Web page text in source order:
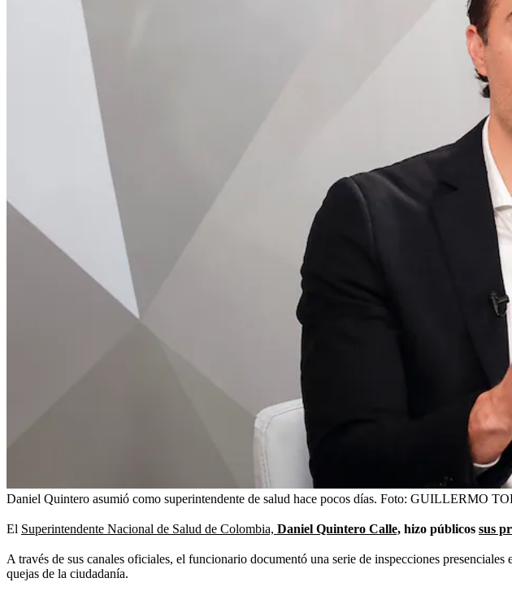
Daniel Quintero asumió como superintendente de salud hace pocos días. Foto: GUILLERMO
El Superintendente Nacional de Salud de Colombia, Daniel Quintero Calle, hizo públicos sus
A través de sus canales oficiales, el funcionario documentó una serie de inspecciones
quejas de la ciudadanía.